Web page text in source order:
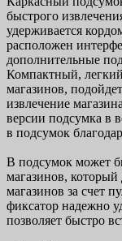
быстрого
удерживается
расположен
дополнительные
Компактный,
магазинов,
извлечение
версии подсумка в
в подсумок
В подсумок может
магазинов, который
магазинов за счет
фиксатор надежно
позволяет быстро